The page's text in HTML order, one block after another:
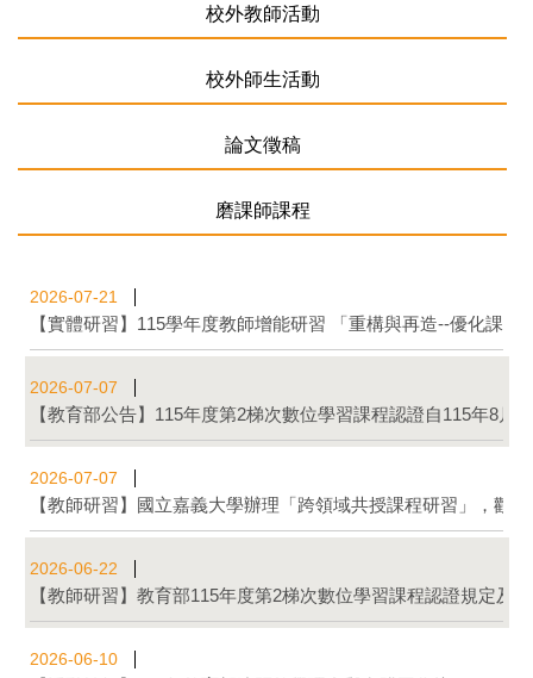
最新消息
校外教師活動
校外師生活動
論文徵稿
2026-07-21
【實體研習】115學年度教師增能研習 「重構與再造--優化課程
2026-07-07
【教育部公告】115年度第2梯次數位學習課程認證自115年8月
2026-07-07
【教師研習】國立嘉義大學辦理「跨領域共授課程研習」，歡
2026-06-22
【教師研習】教育部115年度第2梯次數位學習課程認證規定及